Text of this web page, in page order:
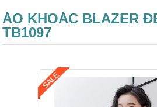
ÁO KHOÁC BLAZER
TB1097